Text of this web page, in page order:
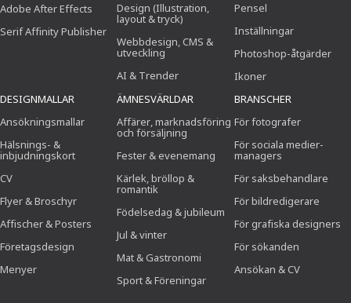
Adobe After Effects
Serif Affinity Publisher
Design (Illustration,
layout & tryck)
Webbdesign, CMS &
utveckling
AI & Trender
Pensel
Inställningar
Photoshop-åtgärder
Ikoner
DESIGNMALLAR
Ansökningsmallar
Hälsnings- &
inbjudningskort
CV
Flyer & Broschyr
Affischer & Posters
Företagsdesign
Menyer
ÄMNESVÄRLDAR
Affärer, marknadsföring
och försäljning
Fester & evenemang
Kärlek, bröllop &
romantik
Födelsedag & jubileum
Jul & vinter
Mat & Gastronomi
Sport & Föreningar
BRANSCHER
För fotografer
För sociala medier-
managers
För saksbehandlare
För bildredigerare
För grafiska designers
För sökanden
Ansökan & CV